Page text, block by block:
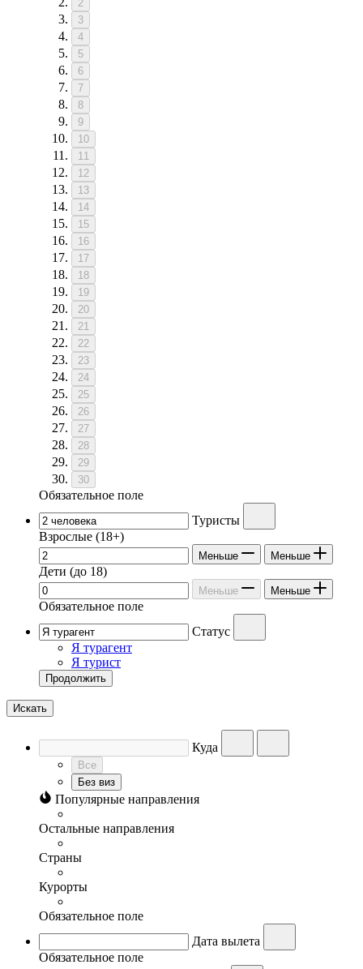
2
3
4
5
6
7
8
9
10
11
12
13
14
15
16
17
18
19
20
21
22
23
24
25
26
27
28
29
30
Обязательное поле
Туристы
Взрослые (18+)
Меньше Меньше
Дети (до 18)
Меньше Меньше
Обязательное поле
Статус
Я турагент
Я турист
Продолжить
Искать
Куда
Все
Без виз
Популярные направления
Остальные направления
Страны
Курорты
Обязательное поле
Дата вылета
Обязательное поле